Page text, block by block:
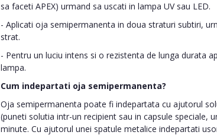
sa faceti APEX) urmand sa uscati in lampa UV sau LED.
- Aplicati oja semipermanenta in doua straturi subtiri,
strat.
- Pentru un luciu intens si o rezistenta de lunga durata
lampa.
Cum indepartati oja semipermanenta?
Oja semipermanenta poate fi indepartata cu ajutorul
(puneti solutia intr-un recipient sau in capsule speciale,
minute. Cu ajutorul unei spatule metalice indepartati